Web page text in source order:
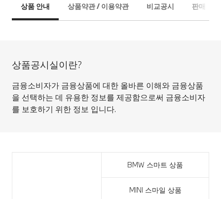
상품 안내 상품약관 / 이용약관 비교공시 판매 중
상품공시실이란?
금융소비자가 금융상품에 대한 올바른 이해와 금융상품
을 선택하는 데 유용한 정보를 제공함으로써 금융소비자
를 보호하기 위한 정보 입니다.
BMW 스마트 상품
MINI 스마일 상품